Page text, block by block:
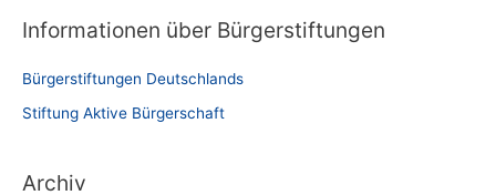
Informationen über Bürgerstiftungen
Bürgerstiftungen Deutschlands
Stiftung Aktive Bürgerschaft
Archiv